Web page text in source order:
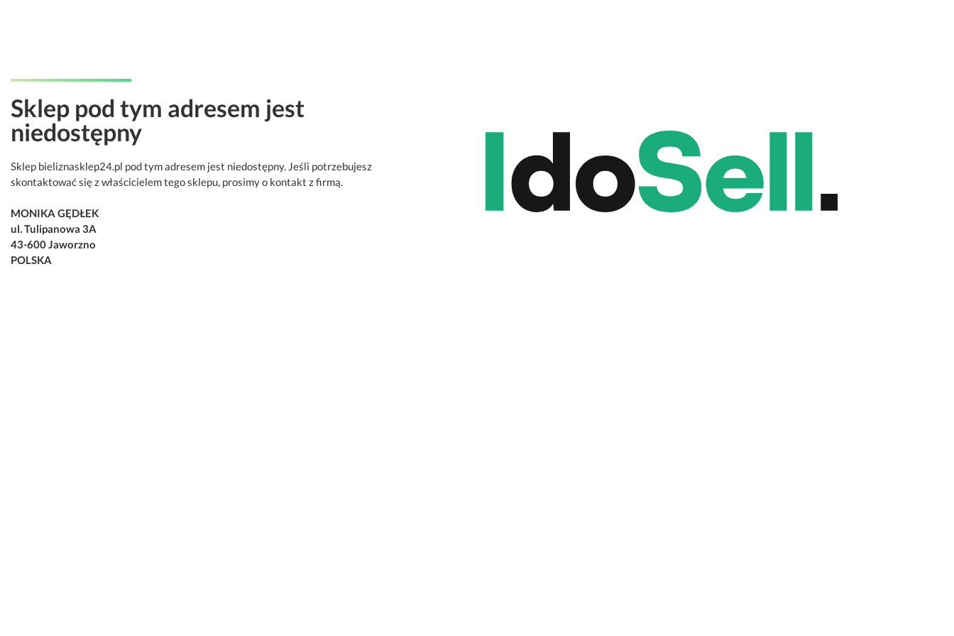
Sklep pod tym adresem jest
niedostępny
Sklep bieliznasklep24.pl pod tym adresem jest niedostępny. Jeśli potrzebujesz
skontaktować się z właścicielem tego sklepu, prosimy o kontakt z firmą.
MONIKA GĘDŁEK
ul. Tulipanowa 3A
43-600 Jaworzno
POLSKA